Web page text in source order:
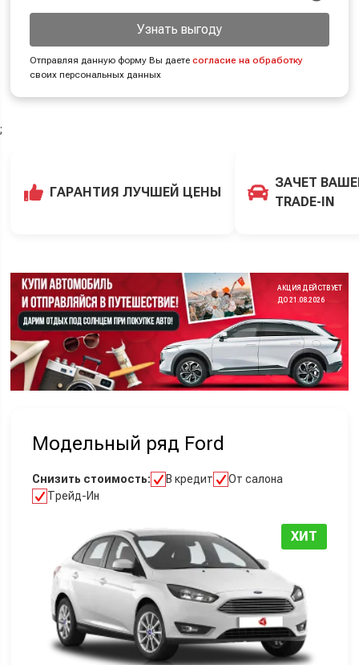
Узнать выгоду
Отправляя данную форму Вы даетесогласие на обработку
своих персональных данных
;
ГАРАНТИЯ ЛУЧШЕЙ ЦЕНЫ
ЗАЧЕТ
TRADE-IN
АКЦИЯ ДЕЙСТВУЕТ
ДО 21.08.2026
Модельный ряд Ford
Снизить стоимость: В кредит
От салона
Трейд-Ин
ХИТ